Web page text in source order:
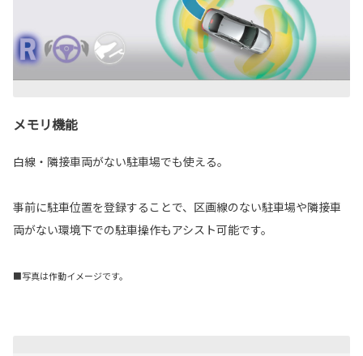
メモリ機能
白線・隣接車両がない駐車場でも使える。
事前に駐車位置を登録することで、区画線のない駐車場や隣接車
両がない環境下での駐車操作もアシスト可能です。
■写真は作動イメージです。